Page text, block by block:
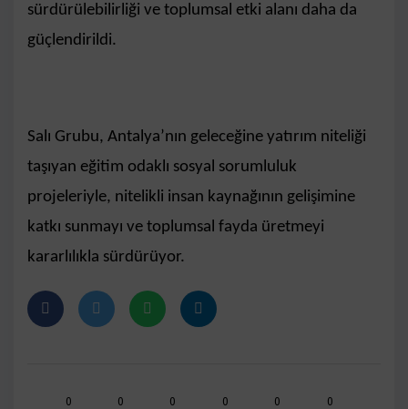
sürdürülebilirliği ve toplumsal etki alanı daha da
güçlendirildi.
Salı Grubu, Antalya’nın geleceğine yatırım niteliği
taşıyan eğitim odaklı sosyal sorumluluk
projeleriyle, nitelikli insan kaynağının gelişimine
katkı sunmayı ve toplumsal fayda üretmeyi
kararlılıkla sürdürüyor.
0 0 0 0 0 0